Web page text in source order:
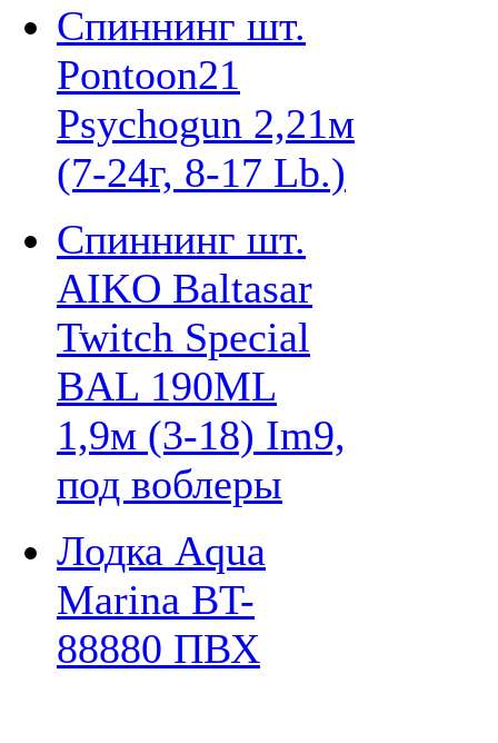
Спиннинг шт.
Pontoon21
Psychogun 2,21м
(7-24г, 8-17 Lb.)
Спиннинг шт.
AIKO Baltasar
Twitch Special
BAL 190ML
1,9м (3-18) Im9,
под воблеры
Лодка Aqua
Marina BT-
88880 ПВХ